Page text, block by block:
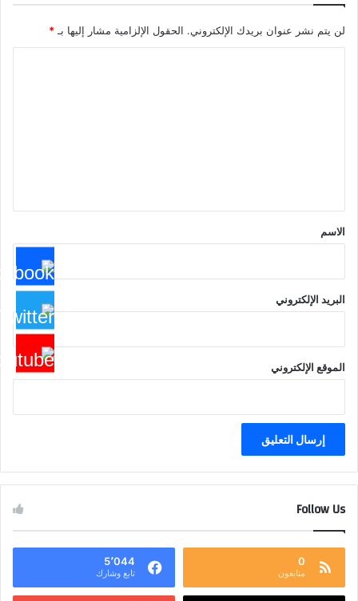
لن يتم نشر عنوان بريدك الإلكتروني. الحقول الإلزامية مشار إليها بـ *
*
الاسم
البريد الإلكتروني
الموقع الإلكتروني
Follow Us
0
متابعون
5٬044
تابع وشارك